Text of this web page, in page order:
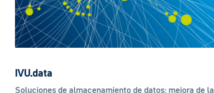
IVU.data
Soluciones de almacenamiento de datos: mejora de la